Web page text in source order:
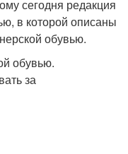
сегодня редакция
в которой описаны
обувью.